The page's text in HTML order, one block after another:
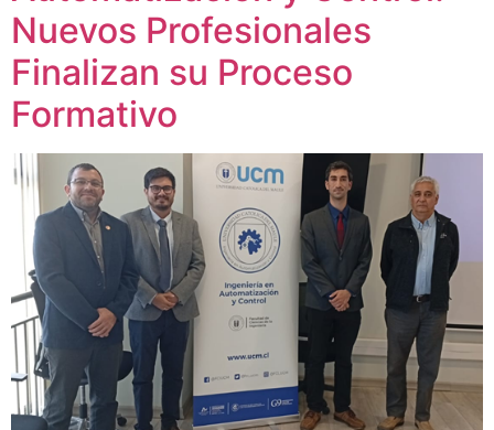
Nuevos Profesionales
Finalizan su Proceso
Formativo